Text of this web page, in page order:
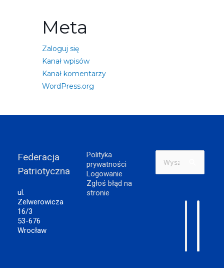
Meta
Zaloguj się
Kanał wpisów
Kanał komentarzy
WordPress.org
Federacja
Patriotyczna
ul.
Zelwerowicza
16/3
53-676
Wrocław
Polityka
prywatności
Logowanie
Zgłoś błąd na
stronie
Szukaj